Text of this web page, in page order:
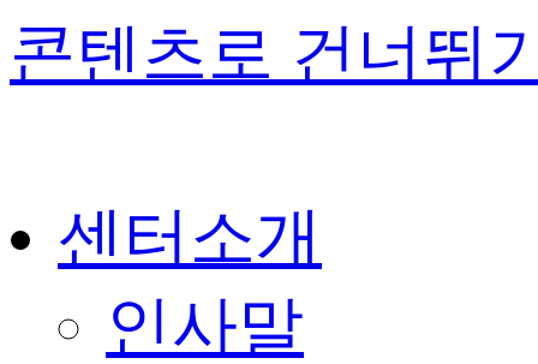
콘텐츠로 건너뛰
센터소개
인사말